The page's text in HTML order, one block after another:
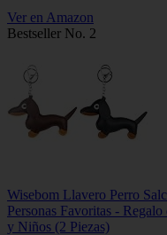
Ver en Amazon
Bestseller No. 2
Wisebom Llavero Perro
Personas Favoritas -
y Niños (2 Piezas)